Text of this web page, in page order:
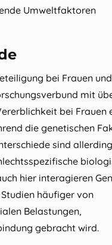
Umweltfaktoren
bei Frauen und
mit
bei Frauen
die genetischen
sind
hier interagieren
häufiger von
Belastungen,
gebracht wird.